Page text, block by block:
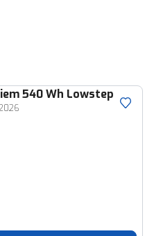
540 Wh Lowstep